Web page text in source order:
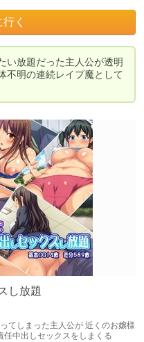
く
い放題だった主人公が透明
不明の連続レイプ魔として
し放題
てしまった主人公が 近くのお嬢様
中出しセックスをしまくる